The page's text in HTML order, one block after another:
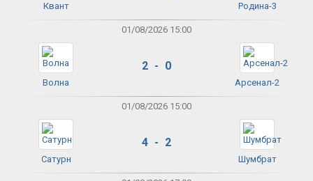
Квант Родина-3
01/08/2026 15:00
Волна
2 - 0
Арсенал-2
01/08/2026 15:00
Сатурн
4 - 2
Шумбрат